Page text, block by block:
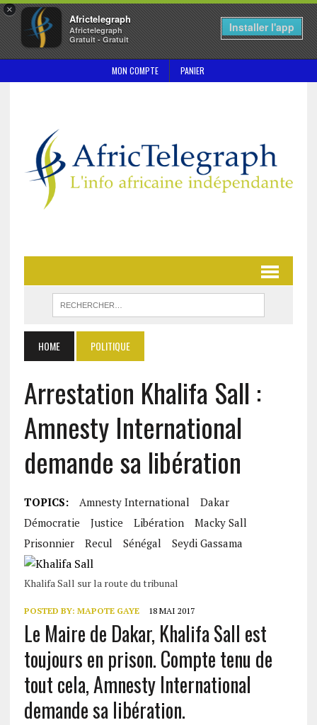
×
Africtelegraph
Africtelegraph
Gratuit - Gratuit
Installer l'app
MON COMPTE PANIER
HOME POLITIQUE
Arrestation Khalifa Sall :
Amnesty International
demande sa libération
TOPICS: Amnesty International
Dakar
Démocratie
Justice Libération
Macky Sall
Prisonnier
Recul Sénégal Seydi Gassama
Khalifa Sall sur la route du tribunal
POSTED BY: MAPOTE GAYE 18 MAI 2017
Le Maire de Dakar, Khalifa Sall est
toujours en prison. Compte tenu de
tout cela, Amnesty International
demande sa libération.